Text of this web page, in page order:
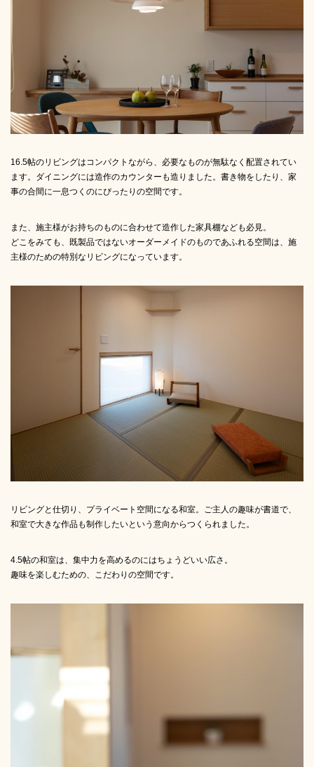
16.5帖のリビングはコンパクトながら、必要なものが無駄なく配置されてい
ます。ダイニングには造作のカウンターも造りました。書き物をしたり、家
事の合間に一息つくのにぴったりの空間です。
また、施主様がお持ちのものに合わせて造作した家具棚なども必見。
どこをみても、既製品ではないオーダーメイドのものであふれる空間は、施
主様のための特別なリビングになっています。
リビングと仕切り、プライベート空間になる和室。ご主人の趣味が書道で、
和室で大きな作品も制作したいという意向からつくられました。
4.5帖の和室は、集中力を高めるのにはちょうどいい広さ。
趣味を楽しむための、こだわりの空間です。